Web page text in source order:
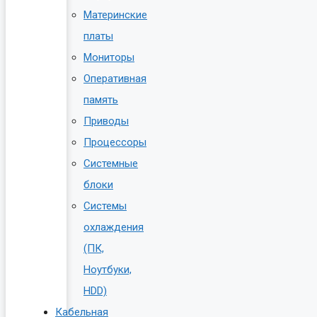
Материнские
платы
Мониторы
Оперативная
память
Приводы
Процессоры
Системные
блоки
Системы
охлаждения
(ПК,
Ноутбуки,
HDD)
Кабельная